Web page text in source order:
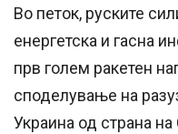
Во петок, руските
енергетска и гасна
прв голем ракетен
споделување на
Украина од страна